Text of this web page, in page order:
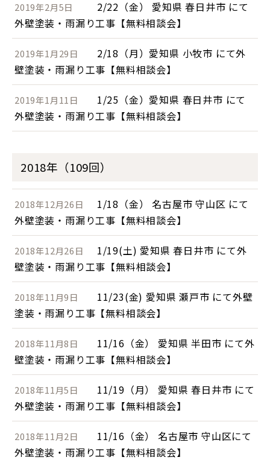
2019年2月5日
2/22（金） 愛知県 春日井市 にて
外壁塗装・雨漏り工事【無料相談会】
2019年1月29日
2/18（月）愛知県 小牧市 にて外
壁塗装・雨漏り工事【無料相談会】
2019年1月11日
1/25（金）愛知県 春日井市 にて
外壁塗装・雨漏り工事【無料相談会】
2018年（109回）
2018年12月26日
1/18（金） 名古屋市 守山区 にて
外壁塗装・雨漏り工事【無料相談会】
2018年12月26日
1/19(土) 愛知県 春日井市 にて外
壁塗装・雨漏り工事【無料相談会】
2018年11月9日
11/23(金) 愛知県 瀬戸市 にて外壁
塗装・雨漏り工事【無料相談会】
2018年11月8日
11/16（金） 愛知県 半田市 にて外
壁塗装・雨漏り工事【無料相談会】
2018年11月5日
11/19（月） 愛知県 春日井市 にて
外壁塗装・雨漏り工事【無料相談会】
2018年11月2日
11/16（金） 名古屋市 守山区にて
外壁塗装・雨漏り工事【無料相談会】